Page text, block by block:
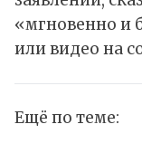
«мгновенно и
или видео на
Ещё по теме: